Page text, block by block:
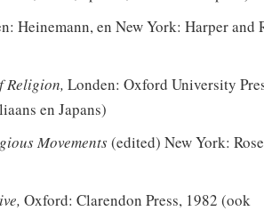
Heinemann, en New York: Harper and
Religion, Londen: Oxford University
en Japans)
Movements(edited) New York:
Oxford: Clarendon Press, 1982 (ook